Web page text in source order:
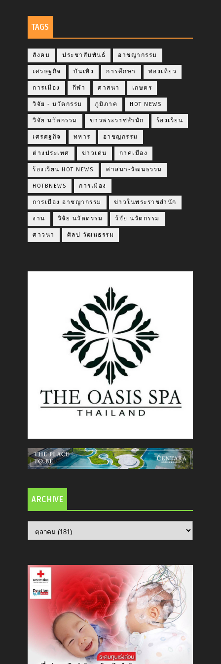
TAGS
สังคม ประชาสัมพันธ์ อาชญากรรม
เศรษฐกิจ บันเทิง การศึกษา ท่องเที่ยว
การเมือง กีฬา ศาสนา เกษตร
วิจัย - นวัตกรรม ภูมิภาค HOT NEWS
วิจัย นว้ตกรรม ข่าวพระราชสำนัก ร้องเรียน
เศรศฐกิจ ทหาร อาชญกรรม
ต่างประเทศ ข่าวเด่น กาคเมือง
ร้องเรียน HOT NEWS ศาสนา-วัฒนธรรม
HOTBNEWS การเมิอง
การเมือง อาชญากรรม ข่าวในพระราชสำนัก
งาน วิจัย นวัตดรรม ว้จัย นวัตกรรม
ศาวนา ศิลป วัฒนธรรม
ARCHIVE